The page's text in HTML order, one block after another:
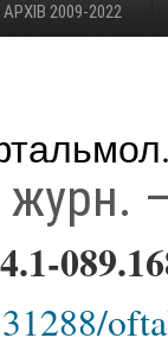
АРХІВ 2009-2022
журн.